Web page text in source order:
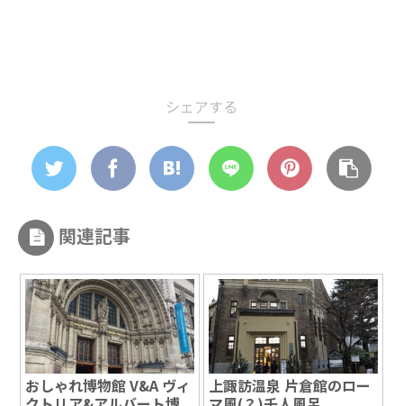
シェアする
関連記事
おしゃれ博物館 V&A ヴィ
上諏訪温泉 片倉館のロー